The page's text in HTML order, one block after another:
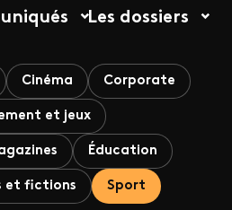
Les dossiers
Cinéma Corporate
et jeux
Éducation
et fictions Sport